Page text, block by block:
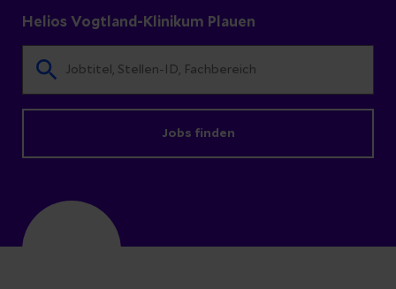
Helios Vogtland-Klinikum Plauen
Jobs finden